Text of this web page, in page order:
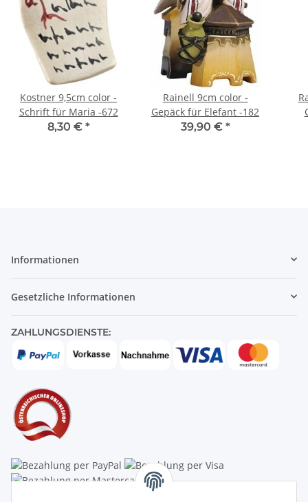
Kostner 9,5cm color -
Schrift für Maria -672
8,30 € *
Rainell 9cm color -
Gepäck für Elefant -182
39,90 € *
Informationen
Gesetzliche Informationen
ZAHLUNGSDIENSTE: